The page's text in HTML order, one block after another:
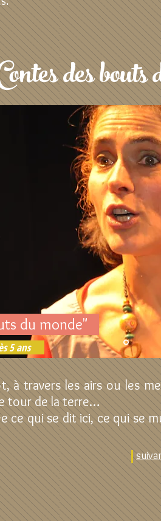
des
du monde"
5 ans
à travers les airs ou les
tour de la terre…
ce qui se dit ici, ce qui